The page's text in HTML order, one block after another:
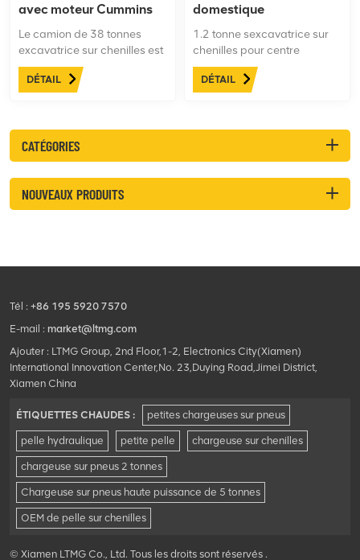
avec moteur Cummins
Le camion de 38 tonnes
excavatrice sur chenilles est
une machine puissante
dotée de pdes
hydraulique fiable,nouvelle
cabine à haute rigidité. Il
peut être utilisé pour
diverses tâches, comme
l'exploitation minière, la
construction, la démolition, la
DÉTAIL
domestique
1.2 tonne sexcavatrice sur
chenilles pour centre
commercial avec
l'exploitation minière, cassé,
rapidement les accessoires,
l'utilisation de la machine est
grandement améliorée.
Simple sPetit et flexible, facile
fonctionner dans de petits
DÉTAIL
CATÉGORIES
NOUVEAUX PRODUITS
Tél : +86 195 5920 7570
E-mail : market@ltmg.com
Ajouter : LTMG Group, 2nd Floor,1-2, Electronics City(Xiamen)
International Innovation Center,No. 23,Duying Road,Jimei District,
Xiamen China
ÉTIQUETTES CHAUDES : petites chargeuses sur pneus
pelle hydraulique petite pelle chargeuse sur chenilles
chargeuse sur pneus 2 tonnes
Chargeuse sur pneus haute puissance de 5 tonnes
OEM de pelle sur chenilles
© Xiamen LTMG Co., Ltd. Tous les droits sont réservés .